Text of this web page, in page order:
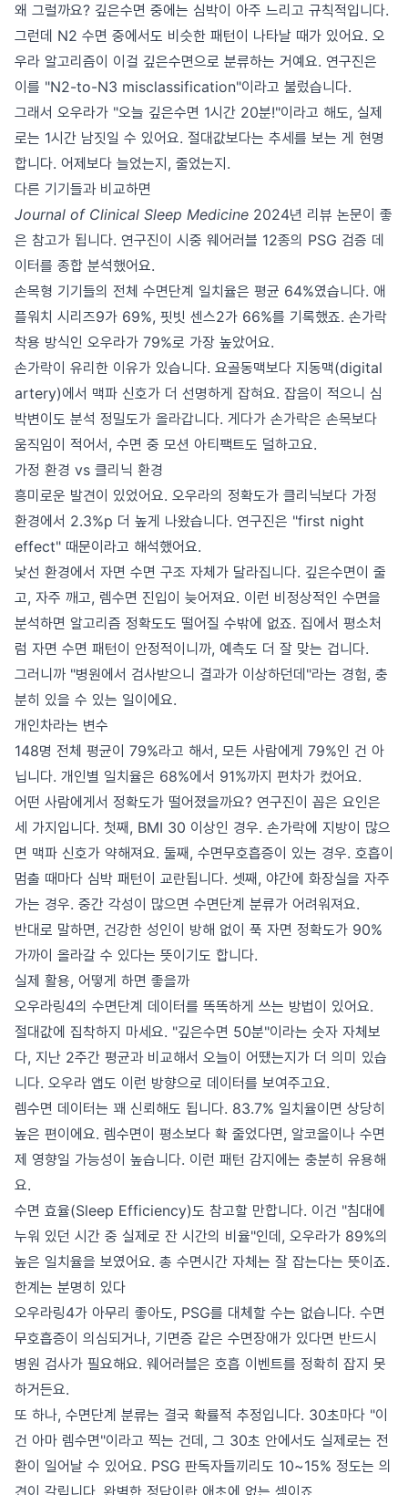
왜 그럴까요? 깊은수면 중에는 심박이 아주 느리고 규칙적입니다.
그런데 N2 수면 중에서도 비슷한 패턴이 나타날 때가 있어요. 오
우라 알고리즘이 이걸 깊은수면으로 분류하는 거예요. 연구진은
이를 "N2-to-N3 misclassification"이라고 불렀습니다.
그래서 오우라가 "오늘 깊은수면 1시간 20분!"이라고 해도, 실제
로는 1시간 남짓일 수 있어요. 절대값보다는 추세를 보는 게 현명
합니다. 어제보다 늘었는지, 줄었는지.
다른 기기들과 비교하면
Journal of Clinical Sleep Medicine 2024년 리뷰 논문이 좋
은 참고가 됩니다. 연구진이 시중 웨어러블 12종의 PSG 검증 데
이터를 종합 분석했어요.
손목형 기기들의 전체 수면단계 일치율은 평균 64%였습니다. 애
플워치 시리즈9가 69%, 핏빗 센스2가 66%를 기록했죠. 손가락
착용 방식인 오우라가 79%로 가장 높았어요.
손가락이 유리한 이유가 있습니다. 요골동맥보다 지동맥(digital
artery)에서 맥파 신호가 더 선명하게 잡혀요. 잡음이 적으니 심
박변이도 분석 정밀도가 올라갑니다. 게다가 손가락은 손목보다
움직임이 적어서, 수면 중 모션 아티팩트도 덜하고요.
가정 환경 vs 클리닉 환경
흥미로운 발견이 있었어요. 오우라의 정확도가 클리닉보다 가정
환경에서 2.3%p 더 높게 나왔습니다. 연구진은 "first night
effect" 때문이라고 해석했어요.
낯선 환경에서 자면 수면 구조 자체가 달라집니다. 깊은수면이 줄
고, 자주 깨고, 렘수면 진입이 늦어져요. 이런 비정상적인 수면을
분석하면 알고리즘 정확도도 떨어질 수밖에 없죠. 집에서 평소처
럼 자면 수면 패턴이 안정적이니까, 예측도 더 잘 맞는 겁니다.
그러니까 "병원에서 검사받으니 결과가 이상하던데"라는 경험, 충
분히 있을 수 있는 일이에요.
개인차라는 변수
148명 전체 평균이 79%라고 해서, 모든 사람에게 79%인 건 아
닙니다. 개인별 일치율은 68%에서 91%까지 편차가 컸어요.
어떤 사람에게서 정확도가 떨어졌을까요? 연구진이 꼽은 요인은
세 가지입니다. 첫째, BMI 30 이상인 경우. 손가락에 지방이 많으
면 맥파 신호가 약해져요. 둘째, 수면무호흡증이 있는 경우. 호흡이
멈출 때마다 심박 패턴이 교란됩니다. 셋째, 야간에 화장실을 자주
가는 경우. 중간 각성이 많으면 수면단계 분류가 어려워져요.
반대로 말하면, 건강한 성인이 방해 없이 푹 자면 정확도가 90%
가까이 올라갈 수 있다는 뜻이기도 합니다.
실제 활용, 어떻게 하면 좋을까
오우라링4의 수면단계 데이터를 똑똑하게 쓰는 방법이 있어요.
절대값에 집착하지 마세요. "깊은수면 50분"이라는 숫자 자체보
다, 지난 2주간 평균과 비교해서 오늘이 어땠는지가 더 의미 있습
니다. 오우라 앱도 이런 방향으로 데이터를 보여주고요.
렘수면 데이터는 꽤 신뢰해도 됩니다. 83.7% 일치율이면 상당히
높은 편이에요. 렘수면이 평소보다 확 줄었다면, 알코올이나 수면
제 영향일 가능성이 높습니다. 이런 패턴 감지에는 충분히 유용해
요.
수면 효율(Sleep Efficiency)도 참고할 만합니다. 이건 "침대에
누워 있던 시간 중 실제로 잔 시간의 비율"인데, 오우라가 89%의
높은 일치율을 보였어요. 총 수면시간 자체는 잘 잡는다는 뜻이죠.
한계는 분명히 있다
오우라링4가 아무리 좋아도, PSG를 대체할 수는 없습니다. 수면
무호흡증이 의심되거나, 기면증 같은 수면장애가 있다면 반드시
병원 검사가 필요해요. 웨어러블은 호흡 이벤트를 정확히 잡지 못
하거든요.
또 하나, 수면단계 분류는 결국 확률적 추정입니다. 30초마다 "이
건 아마 렘수면"이라고 찍는 건데, 그 30초 안에서도 실제로는 전
환이 일어날 수 있어요. PSG 판독자들끼리도 10~15% 정도는 의
견이 갈립니다. 완벽한 정답이란 애초에 없는 셈이죠.